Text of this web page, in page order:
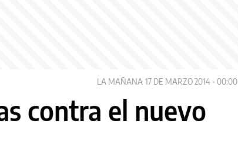
LA MAÑANA 17 DE MARZO 2014 - 00:00
contra el nuevo